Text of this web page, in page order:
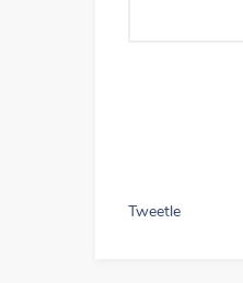
Tweetle